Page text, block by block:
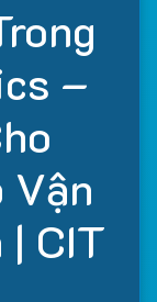
–
Vận
CIT